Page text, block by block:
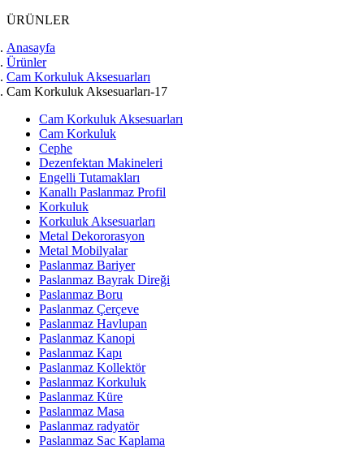
ÜRÜNLER
Anasayfa
Ürünler
Cam Korkuluk Aksesuarları
Cam Korkuluk Aksesuarları-17
Cam Korkuluk Aksesuarları
Cam Korkuluk
Cephe
Dezenfektan Makineleri
Engelli Tutamakları
Kanallı Paslanmaz Profil
Korkuluk
Korkuluk Aksesuarları
Metal Dekororasyon
Metal Mobilyalar
Paslanmaz Bariyer
Paslanmaz Bayrak Direği
Paslanmaz Boru
Paslanmaz Çerçeve
Paslanmaz Havlupan
Paslanmaz Kanopi
Paslanmaz Kapı
Paslanmaz Kollektör
Paslanmaz Korkuluk
Paslanmaz Küre
Paslanmaz Masa
Paslanmaz radyatör
Paslanmaz Sac Kaplama